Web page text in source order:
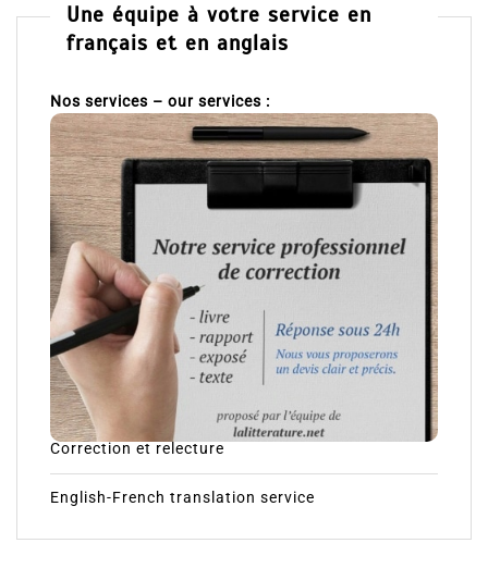
Une équipe à votre service en
français et en anglais
Nos services – our services :
Correction et relecture
English-French translation service